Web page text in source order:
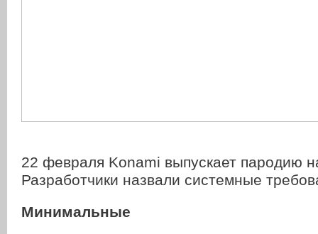
22 февраля Konami выпускает пародию
Разработчики назвали системные
Минимальные